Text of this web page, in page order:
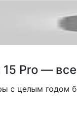
15 Pro —
с целым годом